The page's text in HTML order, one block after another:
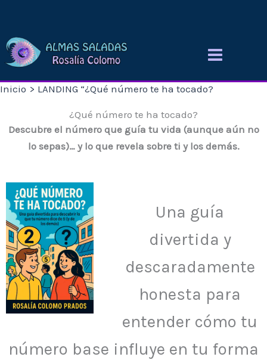
contenido
Inicio LANDING “¿Qué número te ha tocado?
¿Qué número te ha tocado?
Descubre el número que guía tu vida (aunque aún no
lo sepas)… y lo que revela sobre ti y los demás.
Una guía
divertida y
descaradamente
honesta para
entender cómo tu
número base influye en tu forma